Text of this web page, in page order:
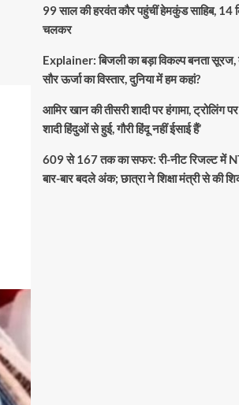
99 साल की हरवंत कौर पहुंचीं हेमकुंड साहिब, 14
चलकर
Explainer: बिजली का बड़ा विकल्प बनता सूरज,
सौर ऊर्जा का विस्तार, दुनिया में हम कहां?
आमिर खान की तीसरी शादी पर हंगामा, ट्रोलिंग पर
शादी हिंदुओं से हुई, गौरी हिंदू नहीं ईसाई हैं’
609 से 167 तक का सफर: री-नीट रिजल्ट में
बार-बार बदले अंक; छात्रा ने शिक्षा मंत्री से की